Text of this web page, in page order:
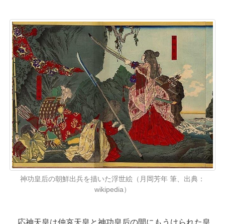
神功皇后の朝鮮出兵を描いた浮世絵（月岡芳年 筆、出典：
wikipedia）
応神天皇は仲哀天皇と神功皇后の間にもうけられた皇